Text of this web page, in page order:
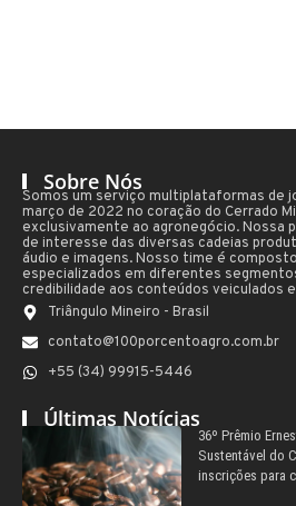
Sobre Nós
Somos um serviço multiplataformas de
março de 2022 no coração do Cerrado
exclusivamente ao agronegócio. Nossa
de interesse das diversas cadeias
áudio e imagens. Nosso time é
especializados em diferentes
credibilidade aos conteúdos veiculados
Triângulo Mineiro - Brasil
contato@100porcentoagro.com.br
+55 (34) 99915-5446
Últimas Notícias
36º Prêmio
Sustentável do
inscrições para